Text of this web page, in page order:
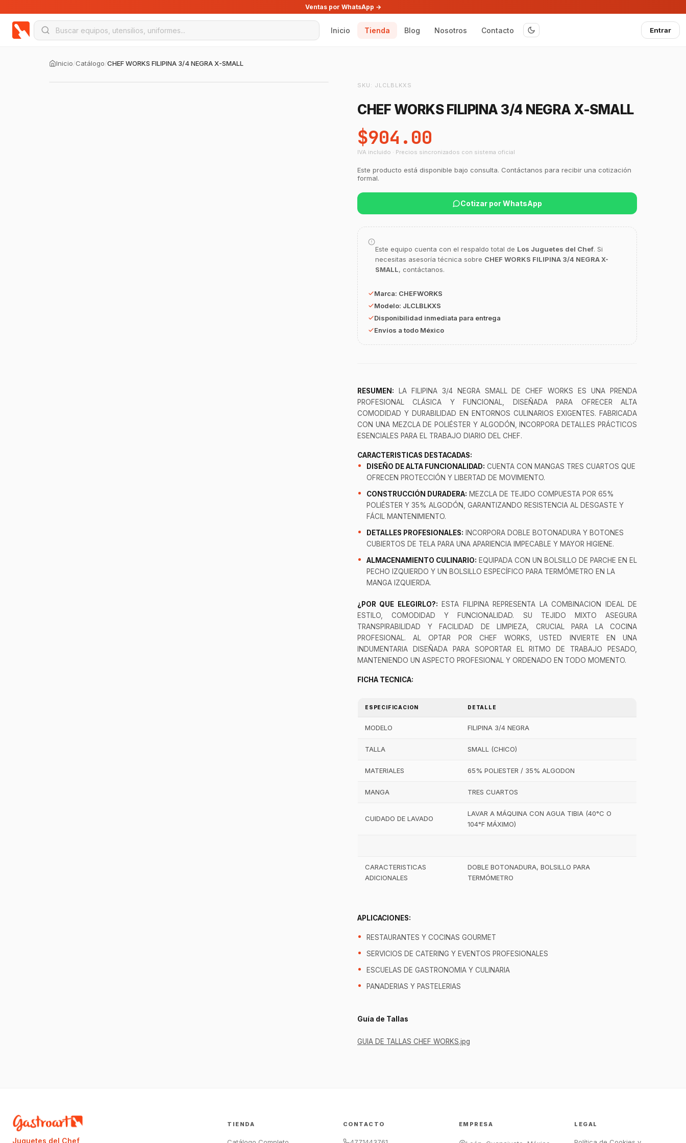
Ventas por WhatsApp →
Inicio Tienda Blog Nosotros Contacto Entrar
Inicio/Catálogo/CHEF WORKS FILIPINA 3/4 NEGRA X-SMALL
SKU: JLCLBLKXS
CHEF WORKS FILIPINA 3/4 NEGRA X-SMALL
$904.00
IVA incluido · Precios sincronizados con sistema oficial
Este producto está disponible bajo consulta. Contáctanos para recibir una cotización
formal.
Cotizar por WhatsApp
Este equipo cuenta con el respaldo total de Los Juguetes del Chef. Si
necesitas asesoría técnica sobre CHEF WORKS FILIPINA 3/4 NEGRA X-
SMALL, contáctanos.
Marca: CHEFWORKS
Modelo: JLCLBLKXS
Disponibilidad inmediata para entrega
Envíos a todo México
RESUMEN: LA FILIPINA 3/4 NEGRA SMALL DE CHEF WORKS ES UNA PRENDA
PROFESIONAL CLÁSICA Y FUNCIONAL, DISEÑADA PARA OFRECER ALTA
COMODIDAD Y DURABILIDAD EN ENTORNOS CULINARIOS EXIGENTES. FABRICADA
CON UNA MEZCLA DE POLIÉSTER Y ALGODÓN, INCORPORA DETALLES PRÁCTICOS
ESENCIALES PARA EL TRABAJO DIARIO DEL CHEF.
CARACTERISTICAS DESTACADAS:
DISEÑO DE ALTA FUNCIONALIDAD: CUENTA CON MANGAS TRES CUARTOS QUE
OFRECEN PROTECCIÓN Y LIBERTAD DE MOVIMIENTO.
CONSTRUCCIÓN DURADERA: MEZCLA DE TEJIDO COMPUESTA POR 65%
POLIÉSTER Y 35% ALGODÓN, GARANTIZANDO RESISTENCIA AL DESGASTE Y
FÁCIL MANTENIMIENTO.
DETALLES PROFESIONALES: INCORPORA DOBLE BOTONADURA Y BOTONES
CUBIERTOS DE TELA PARA UNA APARIENCIA IMPECABLE Y MAYOR HIGIENE.
ALMACENAMIENTO CULINARIO: EQUIPADA CON UN BOLSILLO DE PARCHE EN EL
PECHO IZQUIERDO Y UN BOLSILLO ESPECÍFICO PARA TERMÓMETRO EN LA
MANGA IZQUIERDA.
¿POR QUE ELEGIRLO?: ESTA FILIPINA REPRESENTA LA COMBINACION IDEAL DE
ESTILO, COMODIDAD Y FUNCIONALIDAD. SU TEJIDO MIXTO ASEGURA
TRANSPIRABILIDAD Y FACILIDAD DE LIMPIEZA, CRUCIAL PARA LA COCINA
PROFESIONAL. AL OPTAR POR CHEF WORKS, USTED INVIERTE EN UNA
INDUMENTARIA DISEÑADA PARA SOPORTAR EL RITMO DE TRABAJO PESADO,
MANTENIENDO UN ASPECTO PROFESIONAL Y ORDENADO EN TODO MOMENTO.
FICHA TECNICA:
ESPECIFICACION DETALLE
MODELO FILIPINA 3/4 NEGRA
TALLA SMALL (CHICO)
MATERIALES 65% POLIESTER / 35% ALGODON
MANGA TRES CUARTOS
CUIDADO DE LAVADO
LAVAR A MÁQUINA CON AGUA TIBIA (40°C O
104°F MÁXIMO)
CARACTERISTICAS
ADICIONALES
DOBLE BOTONADURA, BOLSILLO PARA
TERMÓMETRO
APLICACIONES:
RESTAURANTES Y COCINAS GOURMET
SERVICIOS DE CATERING Y EVENTOS PROFESIONALES
ESCUELAS DE GASTRONOMIA Y CULINARIA
PANADERIAS Y PASTELERIAS
Guía de Tallas
GUIA DE TALLAS CHEF WORKS.jpg
Métodos de envío y entrega
Ver sucursales y contacto
Juguetes del Chef
TIENDA CONTACTO EMPRESA LEGAL